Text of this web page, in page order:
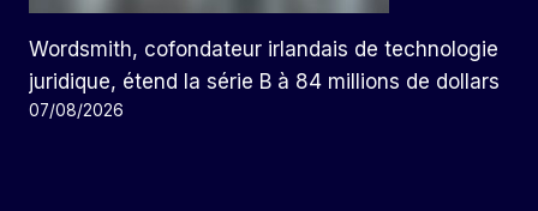
Wordsmith, cofondateur irlandais de technologie
juridique, étend la série B à 84 millions de dollars
07/08/2026